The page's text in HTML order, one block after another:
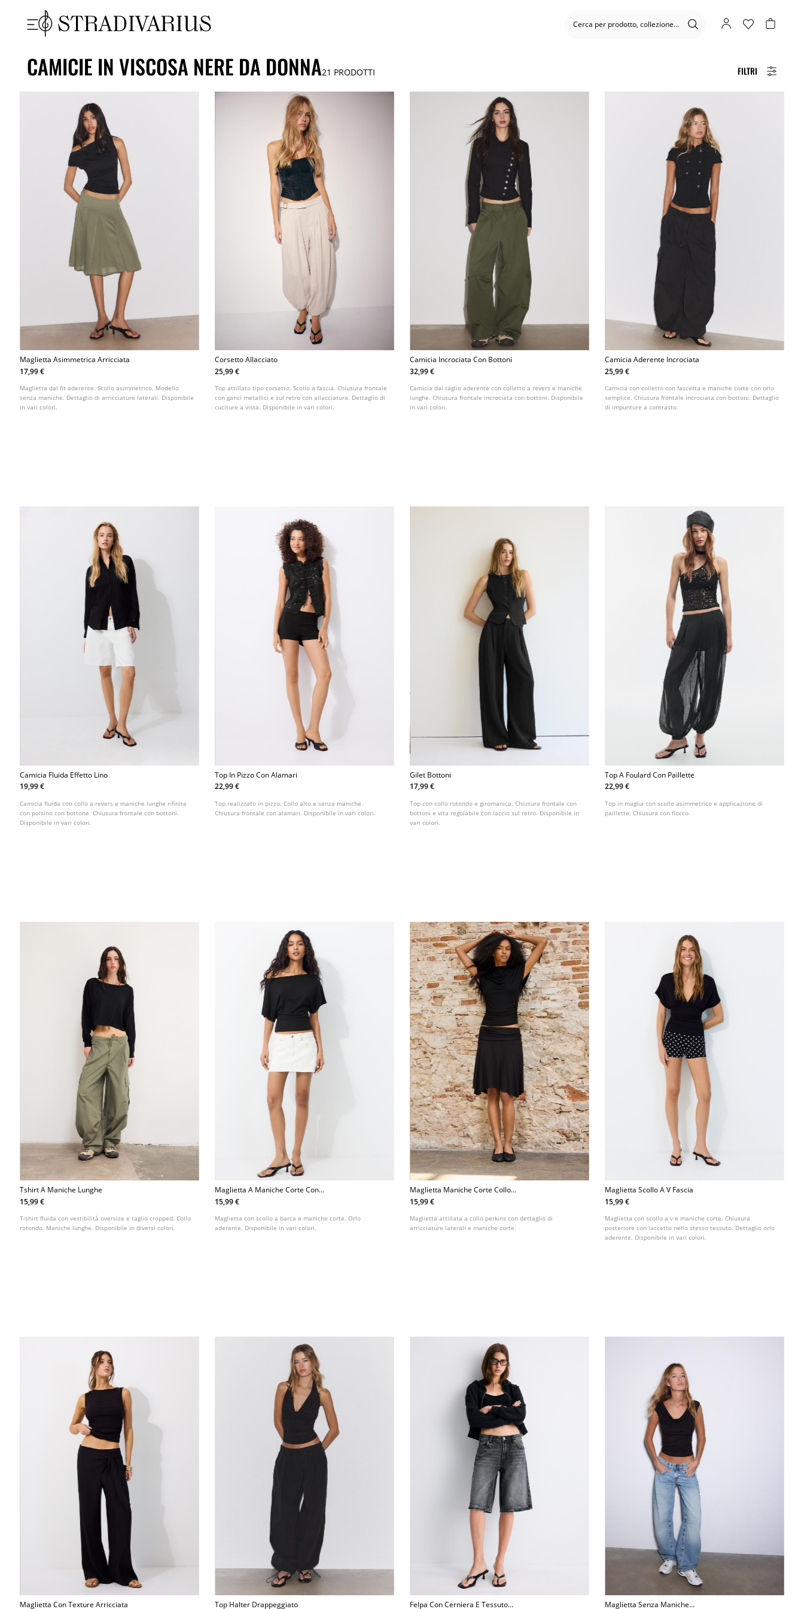
FILTRI
CAMICIE IN VISCOSA NERE DA DONNA21 PRODOTTI
Maglietta Asimmetrica Arricciata
17,99 €
Maglietta dal fit aderente. Scollo asimmetrico. Modello
senza maniche. Dettaglio di arricciature laterali. Disponibile
in vari colori.
Corsetto Allacciato
25,99 €
Top attillato tipo corsetto. Scollo a fascia. Chiusura frontale
con ganci metallici e sul retro con allacciatura. Dettaglio di
cuciture a vista. Disponibile in vari colori.
Camicia Incrociata Con Bottoni
32,99 €
Camicia dal taglio aderente con colletto a revers e maniche
lunghe. Chiusura frontale incrociata con bottoni. Disponibile
in vari colori.
Camicia Aderente Incrociata
25,99 €
Camicia con colletto con fascetta e maniche corte con orlo
semplice. Chiusura frontale incrociata con bottoni. Dettaglio
di impunture a contrasto.
Camicia Fluida Effetto Lino
19,99 €
Camicia fluida con collo a revers e maniche lunghe rifinite
con polsino con bottone. Chiusura frontale con bottoni.
Disponibile in vari colori.
Top In Pizzo Con Alamari
22,99 €
Top realizzato in pizzo. Collo alto e senza maniche.
Chiusura frontale con alamari. Disponibile in vari colori.
Gilet Bottoni
17,99 €
Top con collo rotondo e giromanica. Chiusura frontale con
bottoni e vita regolabile con laccio sul retro. Disponibile in
vari colori.
Top A Foulard Con Paillette
22,99 €
Top in maglia con scollo asimmetrico e applicazione di
paillette. Chiusura con fiocco.
Tshirt A Maniche Lunghe
15,99 €
T-shirt fluida con vestibilità oversize e taglio cropped. Collo
rotondo. Maniche lunghe. Disponibile in diversi colori.
Maglietta A Maniche Corte Con
Scollo A Barca
15,99 €
Maglietta con scollo a barca e maniche corte. Orlo
aderente. Disponibile in vari colori.
Maglietta Maniche Corte Collo
Perkins Arricciata
15,99 €
Maglietta attillata a collo perkins con dettaglio di
arricciature laterali e maniche corte.
Maglietta Scollo A V Fascia
15,99 €
Maglietta con scollo a v e maniche corte. Chiusura
posteriore con laccetto nello stesso tessuto. Dettaglio orlo
aderente. Disponibile in vari colori.
Maglietta Con Texture Arricciata
Top Halter Drappeggiato
Felpa Con Cerniera E Tessuto
Maglietta Senza Maniche